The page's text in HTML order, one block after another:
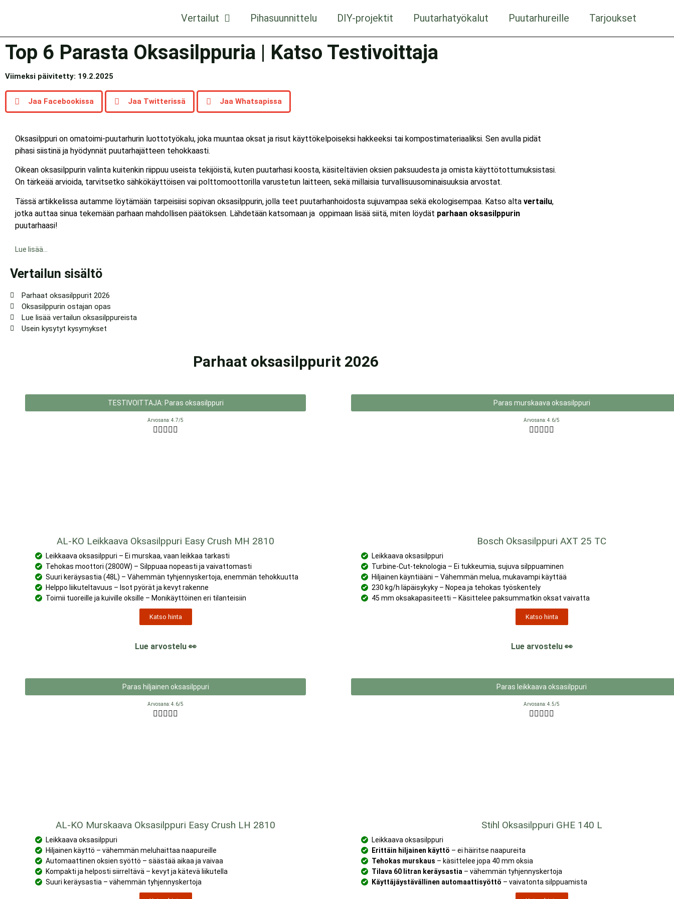
Vertailut Pihasuunnittelu DIY-projektit Puutarhatyökalut Puutarhureille Tarjoukset
Top 6 Parasta Oksasilppuria | Katso Testivoittaja
Viimeksi päivitetty: 19.2.2025
Jaa Facebookissa Jaa Twitterissä Jaa Whatsapissa
Oksasilppuri on omatoimi-puutarhurin luottotyökalu, joka muuntaa oksat ja risut käyttökelpoiseksi hakkeeksi tai kompostimateriaaliksi. Sen avulla pidät
pihasi siistinä ja hyödynnät puutarhajätteen tehokkaasti.
Oikean oksasilppurin valinta kuitenkin riippuu useista tekijöistä, kuten puutarhasi koosta, käsiteltävien oksien paksuudesta ja omista käyttötottumuksistasi.
On tärkeää arvioida, tarvitsetko sähkökäyttöisen vai polttomoottorilla varustetun laitteen, sekä millaisia turvallisuusominaisuuksia arvostat.
Tässä artikkelissa autamme löytämään tarpeisiisi sopivan oksasilppurin, jolla teet puutarhanhoidosta sujuvampaa sekä ekologisempaa. Katso alta vertailu,
jotka auttaa sinua tekemään parhaan mahdollisen päätöksen. Lähdetään katsomaan ja oppimaan lisää siitä, miten löydät parhaan oksasilppurin
puutarhaasi!
Lue lisää…
Vertailun sisältö
Parhaat oksasilppurit 2026
Oksasilppurin ostajan opas​
Lue lisää vertailun oksasilppureista
Usein kysytyt kysymykset
Parhaat oksasilppurit 2026
TESTIVOITTAJA: Paras oksasilppuri
Arvosana: 4.7/5
    
AL-KO Leikkaava Oksasilppuri Easy Crush MH 2810
Leikkaava oksasilppuri – Ei murskaa, vaan leikkaa tarkasti
Tehokas moottori (2800W) – Silppuaa nopeasti ja vaivattomasti
Suuri keräysastia (48L) – Vähemmän tyhjennyskertoja, enemmän tehokkuutta
Helppo liikuteltavuus – Isot pyörät ja kevyt rakenne
Toimii tuoreille ja kuiville oksille – Monikäyttöinen eri tilanteisiin
Katso hinta
Lue arvostelu 👀
Paras murskaava oksasilppuri
Arvosana: 4.6/5
    
Bosch Oksasilppuri AXT 25 TC
Leikkaava oksasilppuri
Turbine-Cut-teknologia – Ei tukkeumia, sujuva silppuaminen
Hiljainen käyntiääni – Vähemmän melua, mukavampi käyttää
230 kg/h läpäisykyky – Nopea ja tehokas työskentely
45 mm oksakapasiteetti – Käsittelee paksummatkin oksat vaivatta
Katso hinta
Lue arvostelu 👀
Paras hiljainen oksasilppuri
Arvosana: 4.6/5
    
AL-KO Murskaava Oksasilppuri Easy Crush LH 2810
Leikkaava oksasilppuri
Hiljainen käyttö – vähemmän meluhaittaa naapureille
Automaattinen oksien syöttö – säästää aikaa ja vaivaa
Kompakti ja helposti siirreltävä – kevyt ja kätevä liikutella
Suuri keräysastia – vähemmän tyhjennyskertoja
Paras leikkaava oksasilppuri
Arvosana: 4.5/5
    
Stihl Oksasilppuri GHE 140 L
Leikkaava oksasilppuri
Erittäin hiljainen käyttö – ei häiritse naapureita
Tehokas murskaus – käsittelee jopa 40 mm oksia
Tilava 60 litran keräysastia – vähemmän tyhjennyskertoja
Käyttäjäystävällinen automaattisyöttö – vaivatonta silppuamista